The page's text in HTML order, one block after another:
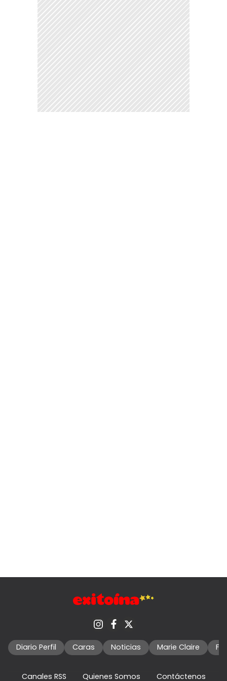
Diario Perfil Caras Noticias Marie Claire
Canales RSS Quienes Somos Contáctenos